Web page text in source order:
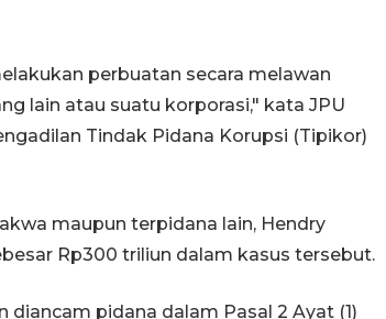
perbuatan secara melawan
lain atau suatu korporasi," kata JPU
Tindak Pidana Korupsi (Tipikor)
maupun terpidana lain, Hendry
Rp300 triliun dalam kasus tersebut.
pidana dalam Pasal 2 Ayat (1)